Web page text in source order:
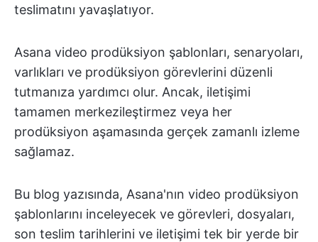
teslimatını yavaşlatıyor.
Asana video prodüksiyon şablonları, senaryoları,
varlıkları ve prodüksiyon görevlerini düzenli
tutmanıza yardımcı olur. Ancak, iletişimi
tamamen merkezileştirmez veya her
prodüksiyon aşamasında gerçek zamanlı izleme
sağlamaz.
Bu blog yazısında, Asana'nın video prodüksiyon
şablonlarını inceleyecek ve görevleri, dosyaları,
son teslim tarihlerini ve iletişimi tek bir yerde bir